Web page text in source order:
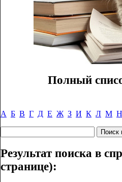
Полный
А Б В Г Д Е Ж З И К Л М Н
Результат поиска в
странице):